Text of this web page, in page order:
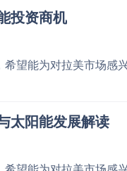
投资商机
望能为对拉美市场感
太阳能发展解读